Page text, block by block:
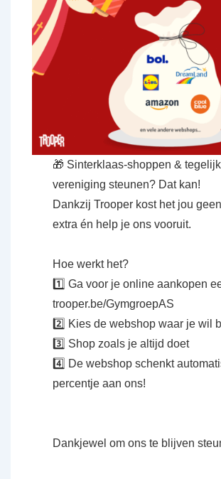
🎁 Sinterklaas-shoppen &
vereniging steunen? Dat kan!
Dankzij Trooper kost het jou
extra én help je ons vooruit.
Hoe werkt het?
1️⃣ Ga voor je online aankopen
trooper.be/GymgroepAS
2️⃣ Kies de webshop waar je wil
3️⃣ Shop zoals je altijd doet
4️⃣ De webshop schenkt
percentje aan ons!
Dankjewel om ons te blijven